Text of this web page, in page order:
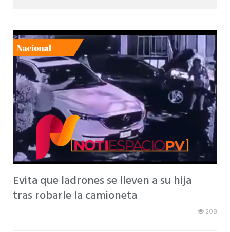
Evita que ladrones se lleven a su hija
tras robarle la camioneta
208